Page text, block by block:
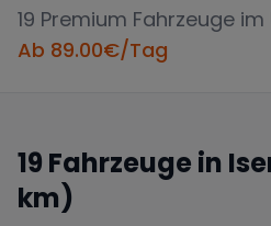
19 Premium Fahrzeuge
Ab 89.00€/Tag
19 Fahrzeuge in
km)